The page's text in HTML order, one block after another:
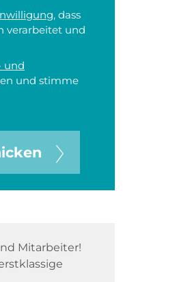
, dass
verarbeitet und
und
und stimme
Mitarbeiter!